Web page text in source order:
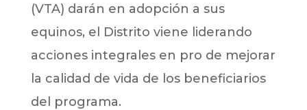
(VTA) darán en adopción a sus
equinos, el Distrito viene liderando
acciones integrales en pro de mejorar
la calidad de vida de los beneficiarios
del programa.